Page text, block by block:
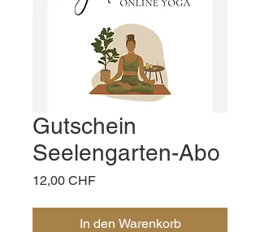
Gutschein
Seelengarten-Abo
12,00 CHFPreis
In den Warenkorb